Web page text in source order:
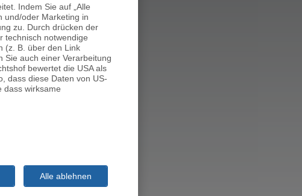
Indem Sie auf „Alle
und/oder Marketing in
zu. Durch drücken der
technisch notwendige
(z. B. über den Link
Sie auch einer Verarbeitung
bewertet die USA als
dass diese Daten von US-
dass wirksame
Alle ablehnen